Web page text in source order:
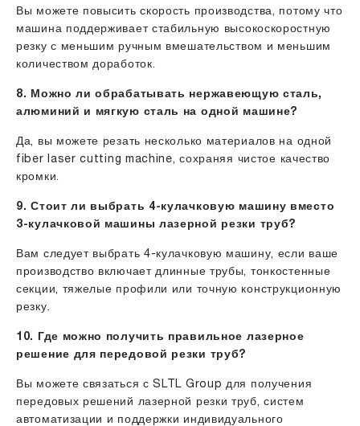
Вы можете повысить скорость производства, потому что
машина поддерживает стабильную высокоскоростную
резку с меньшим ручным вмешательством и меньшим
количеством доработок.
8. Можно ли обрабатывать нержавеющую сталь,
алюминий и мягкую сталь на одной машине?
Да, вы можете резать несколько материалов на одной
fiber laser cutting machine, сохраняя чистое качество
кромки.
9. Стоит ли выбрать 4-кулачковую машину вместо
3-кулачковой машины лазерной резки труб?
Вам следует выбрать 4-кулачковую машину, если ваше
производство включает длинные трубы, тонкостенные
секции, тяжелые профили или точную конструкционную
резку.
10. Где можно получить правильное лазерное
решение для передовой резки труб?
Вы можете связаться с SLTL Group для получения
передовых решений лазерной резки труб, систем
автоматизации и поддержки индивидуального